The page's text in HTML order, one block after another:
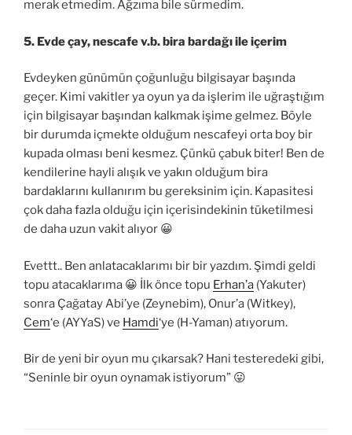
merak etmedim. Ağzıma bile sürmedim.
5. Evde çay, nescafe v.b. bira bardağı ile içerim
Evdeyken günümün çoğunluğu bilgisayar başında
geçer. Kimi vakitler ya oyun ya da işlerim ile uğraştığım
için bilgisayar başından kalkmak işime gelmez. Böyle
bir durumda içmekte olduğum nescafeyi orta boy bir
kupada olması beni kesmez. Çünkü çabuk biter! Ben de
kendilerine hayli alışık ve yakın olduğum bira
bardaklarını kullanırım bu gereksinim için. Kapasitesi
çok daha fazla olduğu için içerisindekinin tüketilmesi
de daha uzun vakit alıyor 😀
Evettt.. Ben anlatacaklarımı bir bir yazdım. Şimdi geldi
topu atacaklarıma 😀 İlk önce topu Erhan’a (Yakuter)
sonra Çağatay Abi’ye (Zeynebim), Onur’a (Witkey),
Cem‘e (AYYaS) ve Hamdi‘ye (H-Yaman) atıyorum.
Bir de yeni bir oyun mu çıkarsak? Hani testeredeki gibi,
“Seninle bir oyun oynamak istiyorum” 😛